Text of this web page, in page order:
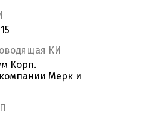
КИ
Корп.
Мерк и